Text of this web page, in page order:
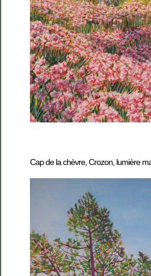
Cap de la chèvre, Crozon, lumière